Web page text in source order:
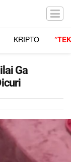
KRIPTO
Ga